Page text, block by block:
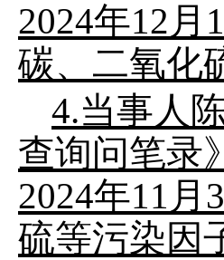
2024年12 月
碳、二氧化
4.当事人
查询问笔录
2024年11 月 3
硫等污染因